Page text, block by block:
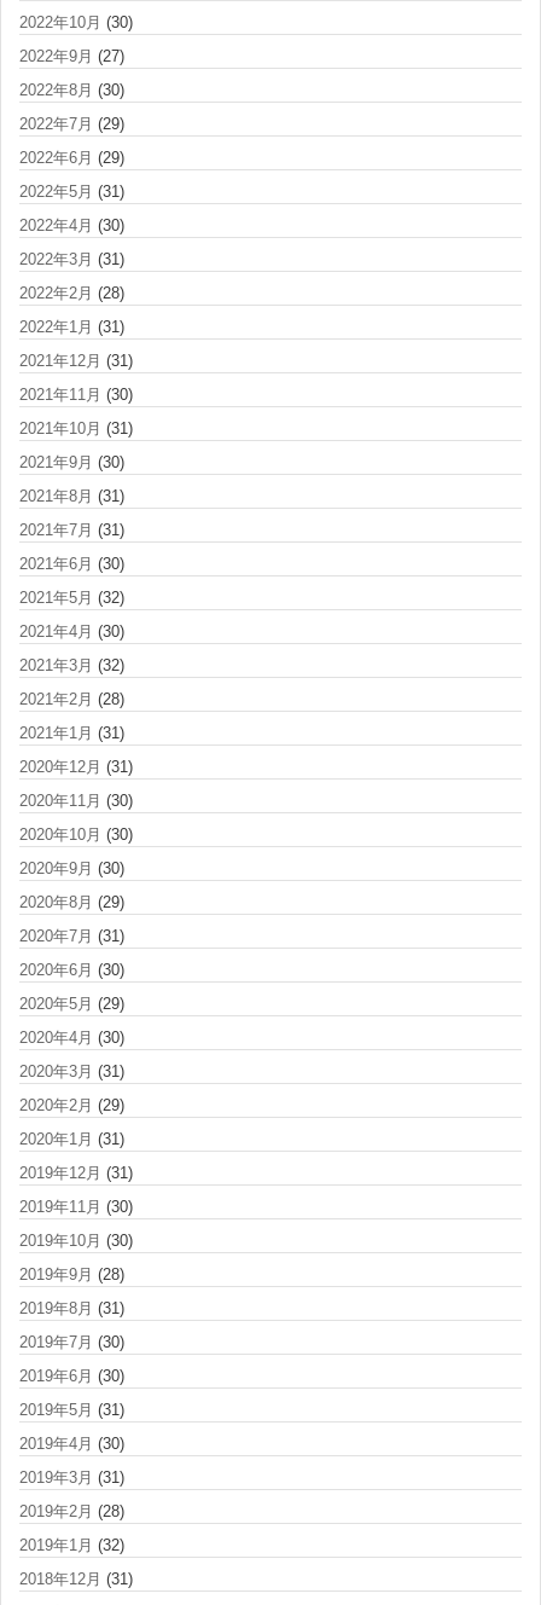
2022年10月 (30)
2022年9月 (27)
2022年8月 (30)
2022年7月 (29)
2022年6月 (29)
2022年5月 (31)
2022年4月 (30)
2022年3月 (31)
2022年2月 (28)
2022年1月 (31)
2021年12月 (31)
2021年11月 (30)
2021年10月 (31)
2021年9月 (30)
2021年8月 (31)
2021年7月 (31)
2021年6月 (30)
2021年5月 (32)
2021年4月 (30)
2021年3月 (32)
2021年2月 (28)
2021年1月 (31)
2020年12月 (31)
2020年11月 (30)
2020年10月 (30)
2020年9月 (30)
2020年8月 (29)
2020年7月 (31)
2020年6月 (30)
2020年5月 (29)
2020年4月 (30)
2020年3月 (31)
2020年2月 (29)
2020年1月 (31)
2019年12月 (31)
2019年11月 (30)
2019年10月 (30)
2019年9月 (28)
2019年8月 (31)
2019年7月 (30)
2019年6月 (30)
2019年5月 (31)
2019年4月 (30)
2019年3月 (31)
2019年2月 (28)
2019年1月 (32)
2018年12月 (31)